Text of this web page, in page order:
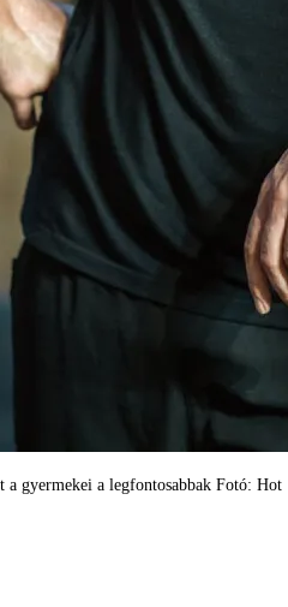
a gyermekei a legfontosabbak Fotó: Hot